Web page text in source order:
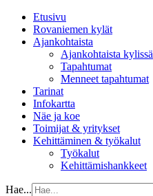
Etusivu
Rovaniemen kylät
Ajankohtaista
Ajankohtaista kylissä
Tapahtumat
Menneet tapahtumat
Tarinat
Infokartta
Näe ja koe
Toimijat & yritykset
Kehittäminen & työkalut
Työkalut
Kehittämishankkeet
Hae...